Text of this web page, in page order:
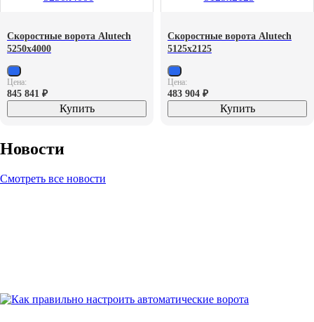
Скоростные ворота Alutech
5250х4000
Цена:
845 841 ₽
Купить
Скоростные ворота Alutech
5125х2125
Цена:
483 904 ₽
Купить
Новости
Смотреть все новости